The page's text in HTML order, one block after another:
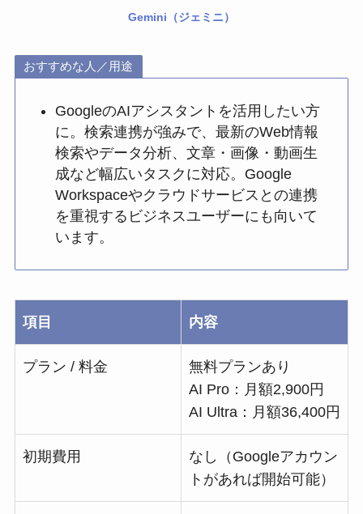
Gemini（ジェミニ）
おすすめな人／用途
GoogleのAIアシスタントを活用したい方
に。検索連携が強みで、最新のWeb情報
検索やデータ分析、文章・画像・動画生
成など幅広いタスクに対応。Google
Workspaceやクラウドサービスとの連携
を重視するビジネスユーザーにも向いて
います。
項目 内容
プラン / 料金
無料プランあり
AI Pro：月額2,900円
AI Ultra：月額36,400円
初期費用
なし（Googleアカウン
トがあれば開始可能）